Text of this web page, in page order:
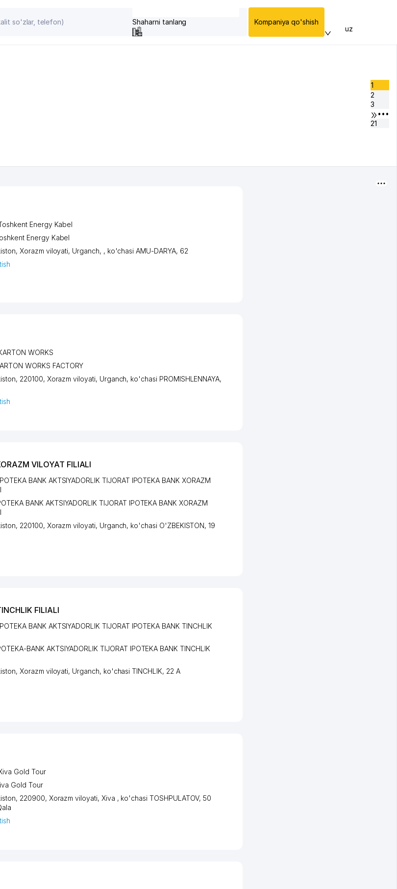
Shaharni tanlang Kompaniya qo'shish
uz
1
2
3
•••
21
Energy Kabel
Energy Kabel
Xorazm viloyati, Urganch, , ko'chasi AMU-DARYA, 62
WORKS
WORKS FACTORY
220100, Xorazm viloyati, Urganch, ko'chasi PROMISHLENNAYA,
VILOYAT FILIALI
BANK AKTSIYADORLIK TIJORAT IPOTEKA BANK XORAZM
BANK AKTSIYADORLIK TIJORAT IPOTEKA BANK XORAZM
220100, Xorazm viloyati, Urganch, ko'chasi O'ZBEKISTON, 19
FILIALI
BANK AKTSIYADORLIK TIJORAT IPOTEKA BANK TINCHLIK
BANK AKTSIYADORLIK TIJORAT IPOTEKA BANK TINCHLIK
Xorazm viloyati, Urganch, ko'chasi TINCHLIK, 22 A
Gold Tour
Gold Tour
220900, Xorazm viloyati, Xiva , ko'chasi TOSHPULATOV, 50